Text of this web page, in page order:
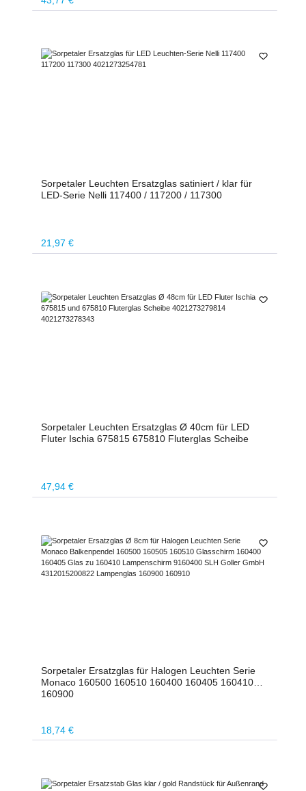
Sorpetaler Leuchten Ersatzglas satiniert / klar für
LED-Serie Nelli 117400 / 117200 / 117300
Regulärer Preis:
21,97 €
Sorpetaler Leuchten Ersatzglas Ø 40cm für LED
Fluter Ischia 675815 675810 Fluterglas Scheibe
Regulärer Preis:
47,94 €
Sorpetaler Ersatzglas für Halogen Leuchten Serie
Monaco 160500 160510 160400 160405 160410
160900
Regulärer Preis:
18,74 €